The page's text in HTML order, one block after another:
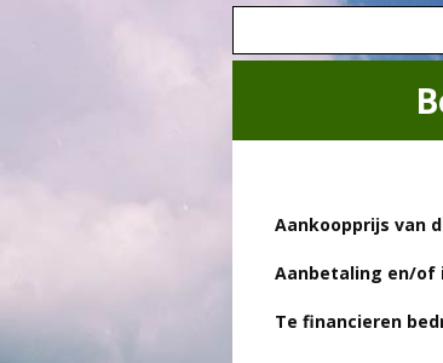
Aankoopprijs van
Aanbetaling en/of
Te financieren